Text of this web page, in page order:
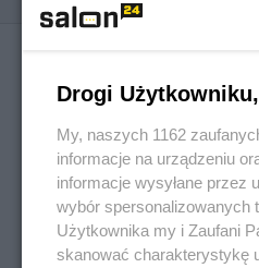
Drogi Użytkowniku,
My, naszych 1162
informacje na urządzeniu
informacje wysyłane przez
wybór spersonalizowanych
Użytkownika my i Zaufani
skanować charakterystykę